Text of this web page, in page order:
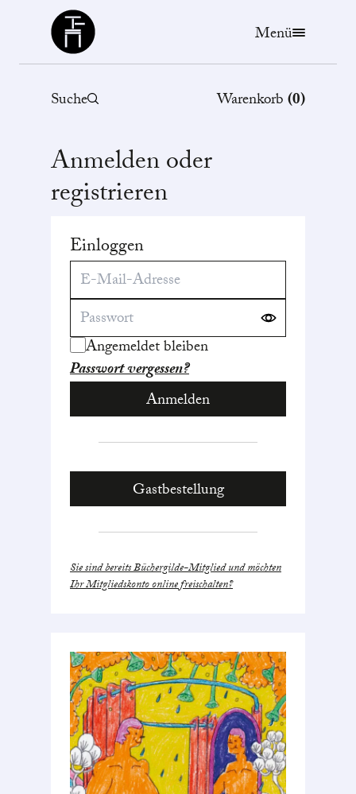
Büchergilde
Menü
Suche Warenkorb(0)
Anmelden oder
registrieren
Einloggen
Angemeldet bleiben
Passwort vergessen?
Gastbestellung
Sie sind bereits Büchergilde-Mitglied und möchten
Ihr Mitgliedskonto online freischalten?